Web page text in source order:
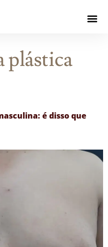
plástica
é disso que